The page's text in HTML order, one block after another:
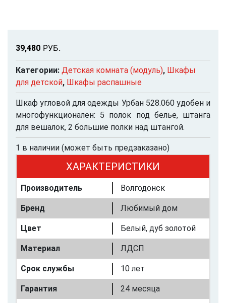
39,480 РУБ.
Категории: Детская комната (модуль), Шкафы
для детской, Шкафы распашные
Шкаф угловой для одежды Урбан 528.060 удобен и
многофункционален: 5 полок под белье, штанга
для вешалок, 2 большие полки над штангой.
1 в наличии (может быть предзаказано)
ХАРАКТЕРИСТИКИ
Производитель Волгодонск
Бренд Любимый дом
Цвет Белый, дуб золотой
Материал ЛДСП
Срок службы 10 лет
Гарантия 24 месяца